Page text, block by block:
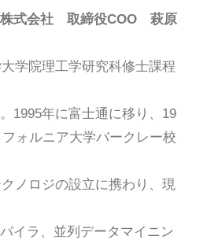
株式会社 取締役COO 萩原
学院理工学研究科修士課程
1995年に富士通に移り、19
ォルニア大学バークレー校
ノロジの設立に携わり、現
イラ、並列データマイニン